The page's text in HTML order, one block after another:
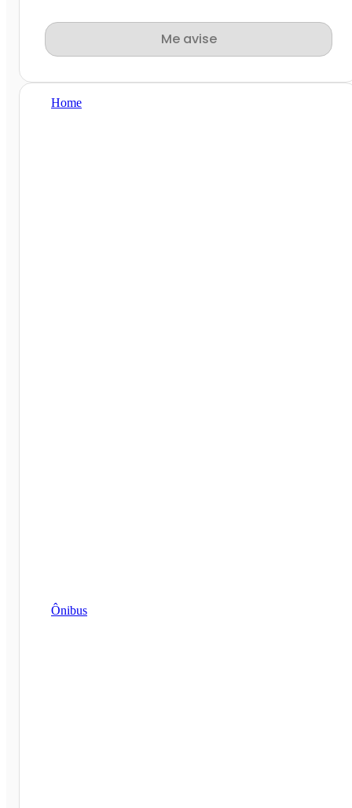
Me avise
Home
Ônibus